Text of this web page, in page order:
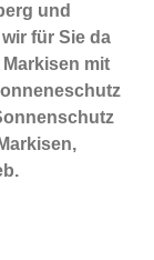
und
für Sie da
mit